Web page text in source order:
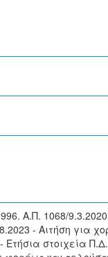
Α.Π. 1068/
- Αιτήση για
Ετήσια στοιχεία